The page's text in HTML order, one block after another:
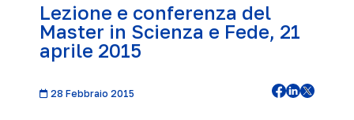
Lezione e conferenza del
Master in Scienza e Fede, 21
aprile 2015
28 Febbraio 2015